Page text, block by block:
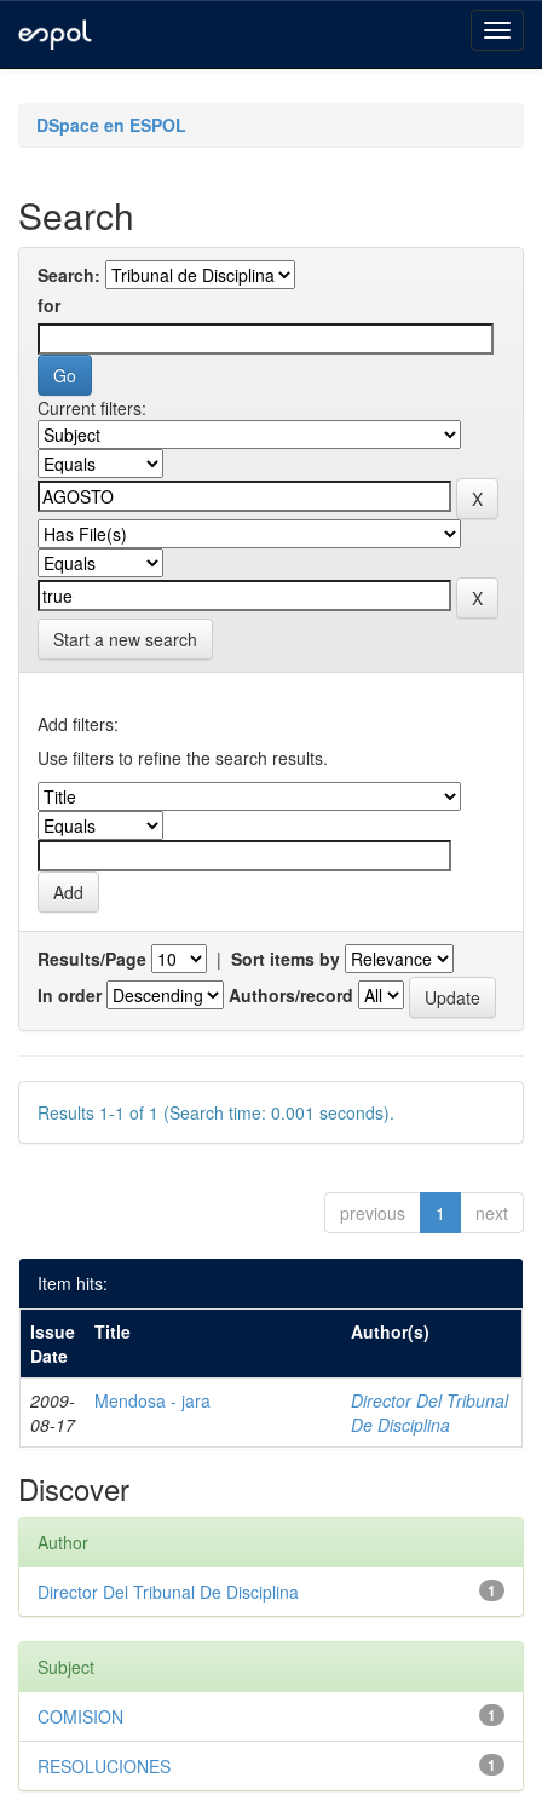
navigationDSpace en ESPOL
Search
Search:
for
Current filters:
Start a new search
Add filters:
Use filters to refine the search results.
Results/Page | Sort items by
In order
Authors/record
Results 1-1 of 1 (Search time: 0.001 seconds).
previous 1 next
Item hits:
Issue
Date
Title Author(s)
2009-
08-17
Mendosa - jara
Director Del Tribunal
De Disciplina
Discover
Author
1
Director Del Tribunal De Disciplina
Subject
1
COMISION
1
RESOLUCIONES